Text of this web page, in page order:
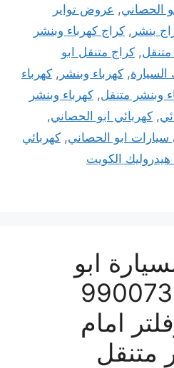
الحصاني, عروض تواير
بنشر , كراج كهرباء وبنشر
, كراج متنقل ابو
السيارة, كهرباء وبنشر , كهرباء
وبنشر متنقل, كهرباء وبنشر
, كهربائي ابو الحصاني,
سيارات ابو الحصاني, كهربائي
هيدروليك الكويت
ابو
99007355
امام
متنقل